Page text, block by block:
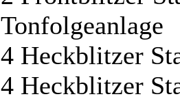
Tonfolgeanlage
4 Heckblitzer
4 Heckblitzer